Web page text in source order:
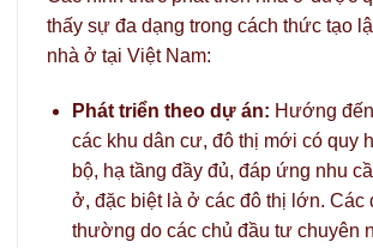
thấy sự đa dạng trong cách thức tạo
nhà ở tại Việt Nam:
Phát triển theo dự án: Hướng
các khu dân cư, đô thị mới có quy
bộ, hạ tầng đầy đủ, đáp ứng nhu
ở, đặc biệt là ở các đô thị lớn. Các
thường do các chủ đầu tư chuyên